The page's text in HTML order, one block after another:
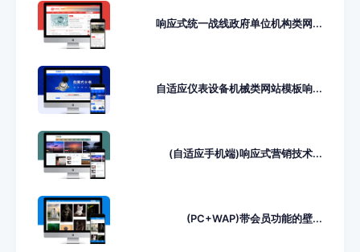
响应式统一战线政府单位机构类网...
自适应仪表设备机械类网站模板响...
(自适应手机端)响应式营销技术...
(PC+WAP)带会员功能的壁...